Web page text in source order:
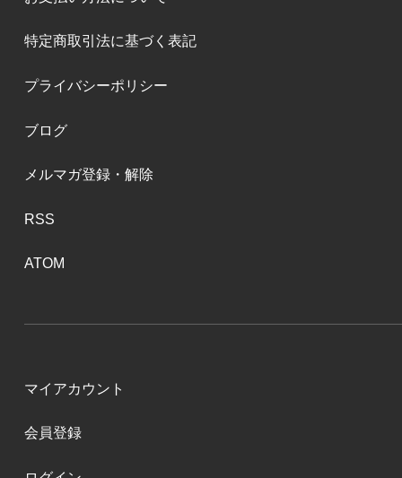
特定商取引法に基づく表記
プライバシーポリシー
ブログ
メルマガ登録・解除
RSS
ATOM
マイアカウント
会員登録